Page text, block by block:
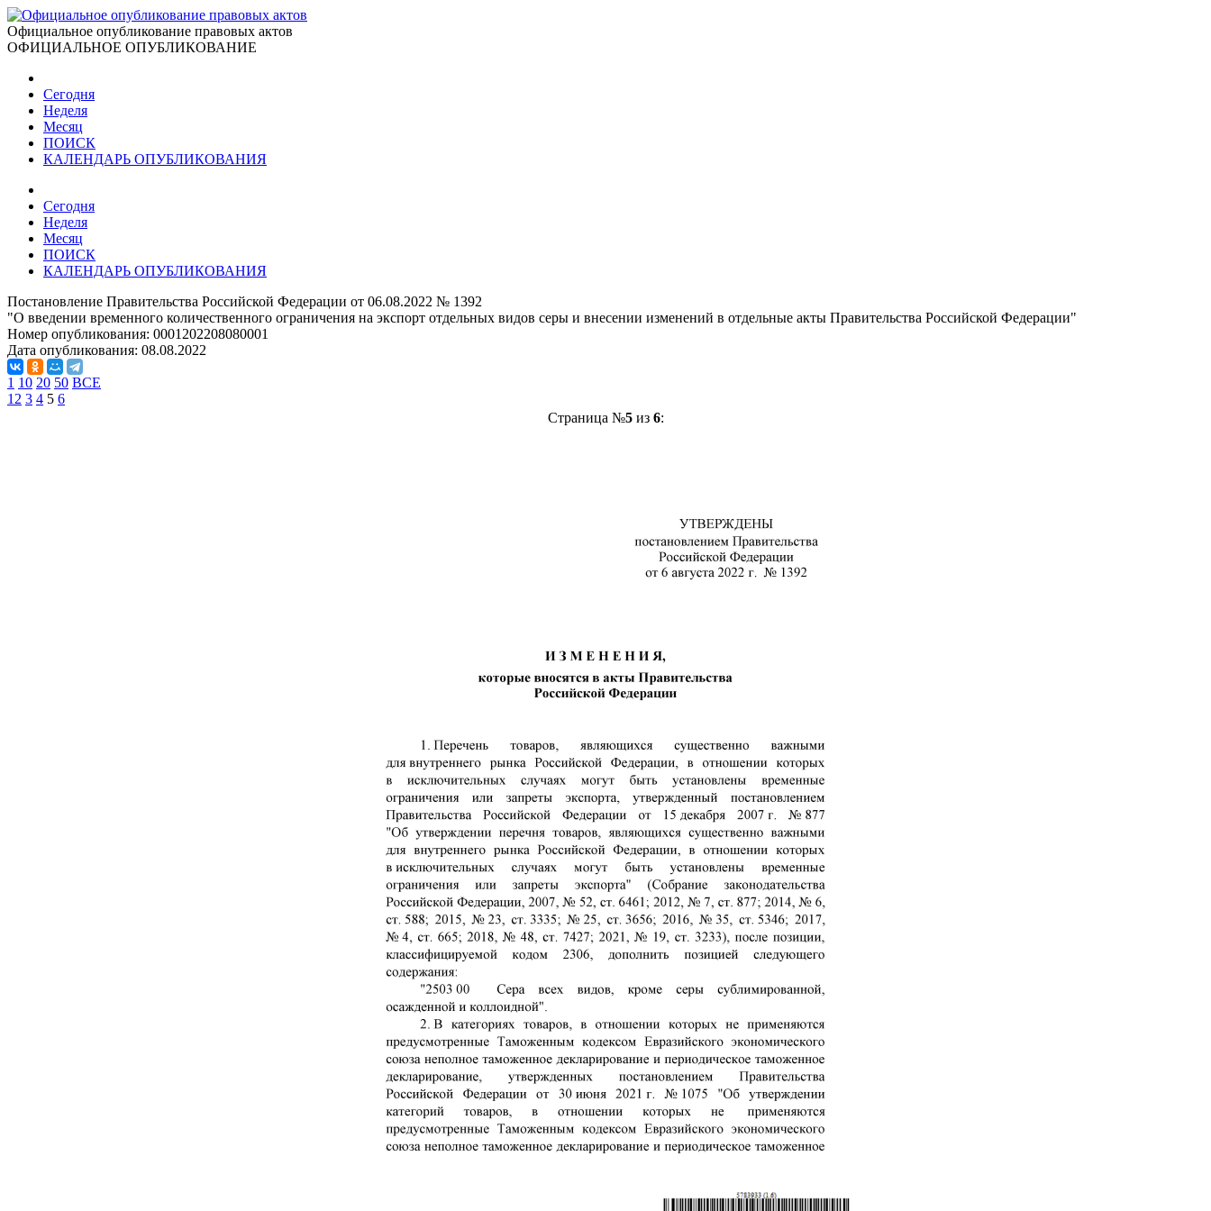
Официальное опубликование правовых актов
ОФИЦИАЛЬНОЕ ОПУБЛИКОВАНИЕ
Сегодня
Неделя
Месяц
ПОИСК
КАЛЕНДАРЬ ОПУБЛИКОВАНИЯ
Сегодня
Неделя
Месяц
ПОИСК
КАЛЕНДАРЬ ОПУБЛИКОВАНИЯ
Постановление Правительства Российской Федерации от 06.08.2022 № 1392
"О введении временного количественного ограничения на экспорт отдельных видов серы и внесении изменений в отдельные акты Правительства Российской Федерации"
Номер опубликования: 0001202208080001
Дата опубликования: 08.08.2022
1 10 20 50 ВСЕ
1 2 3 4 5 6
Страница №5из 6: